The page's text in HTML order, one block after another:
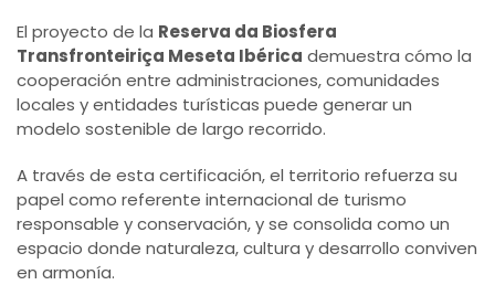
El proyecto de la Reserva da Biosfera
Transfronteiriça Meseta Ibérica demuestra cómo la
cooperación entre administraciones, comunidades
locales y entidades turísticas puede generar un
modelo sostenible de largo recorrido.
A través de esta certificación, el territorio refuerza su
papel como referente internacional de turismo
responsable y conservación, y se consolida como un
espacio donde naturaleza, cultura y desarrollo conviven
en armonía.